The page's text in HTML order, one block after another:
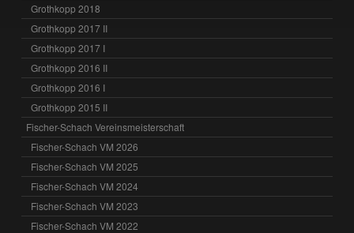
Grothkopp 2018
Grothkopp 2017 II
Grothkopp 2017 I
Grothkopp 2016 II
Grothkopp 2016 I
Grothkopp 2015 II
Fischer-Schach Vereinsmeisterschaft
Fischer-Schach VM 2026
Fischer-Schach VM 2025
Fischer-Schach VM 2024
Fischer-Schach VM 2023
Fischer-Schach VM 2022